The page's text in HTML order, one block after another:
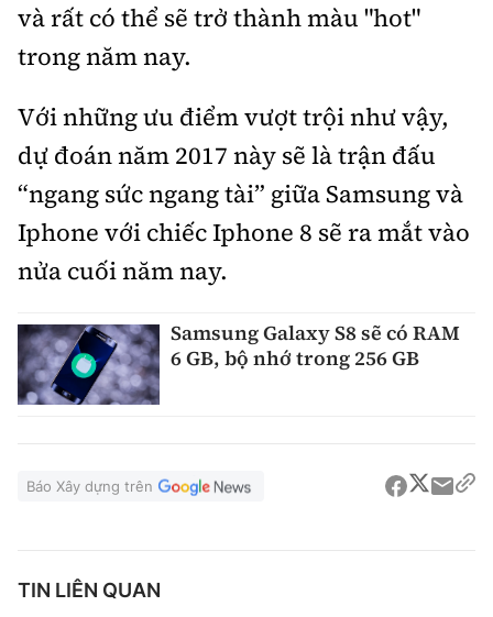
và rất có thể sẽ trở thành màu "hot"
trong năm nay.
Với những ưu điểm vượt trội như vậy,
dự đoán năm 2017 này sẽ là trận đấu
“ngang sức ngang tài” giữa Samsung và
Iphone với chiếc Iphone 8 sẽ ra mắt vào
nửa cuối năm nay.
Samsung Galaxy S8 sẽ có RAM
6 GB, bộ nhớ trong 256 GB
Báo Xây dựng trên
TIN LIÊN QUAN